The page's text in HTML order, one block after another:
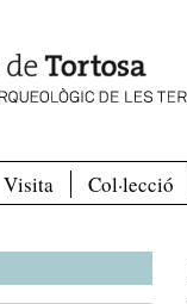
Visita Col·lecció